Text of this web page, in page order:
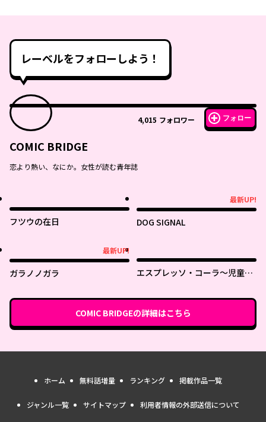
レーベルをフォローしよう！
4,015 フォロワー フォロー
COMIC BRIDGE
恋より熱い、なにか。女性が読む青年誌
フツウの在日
最新UP!
DOG SIGNAL
最新UP!
ガラノノガラ
エスプレッソ・コーラ～児童発
COMIC BRIDGEの詳細はこちら
ホーム 無料話増量 ランキング 掲載作品一覧
ジャンル一覧 サイトマップ 利用者情報の外部送信について